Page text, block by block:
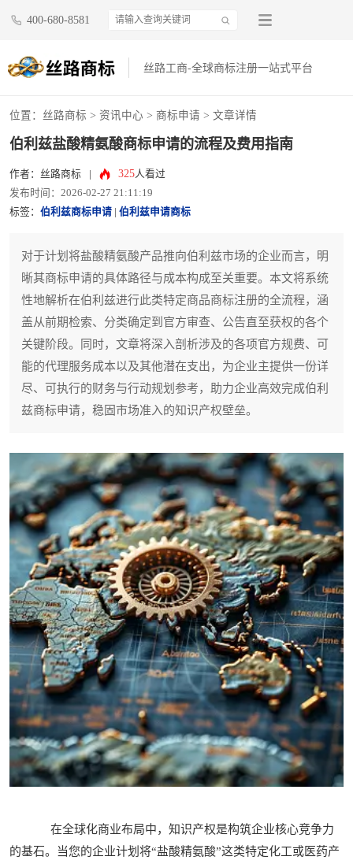
400-680-8581
丝路工商-全球商标注册一站式平台
位置： 丝路商标 > 资讯中心 > 商标申请 > 文章详情
伯利兹盐酸精氨酸商标申请的流程及费用指南
作者：丝路商标 325人看过
发布时间：2026-02-27 21:11:19
标签： 伯利兹商标申请 伯利兹申请商标
对于计划将盐酸精氨酸产品推向伯利兹市场的企业而言，明
晰其商标申请的具体路径与成本构成至关重要。本文将系统
性地解析在伯利兹进行此类特定商品商标注册的全流程，涵
盖从前期检索、分类确定到官方审查、公告直至获权的各个
关键阶段。同时，文章将深入剖析涉及的各项官方规费、可
能的代理服务成本以及其他潜在支出，为企业主提供一份详
尽、可执行的财务与行动规划参考，助力企业高效完成伯利
兹商标申请，稳固市场准入的知识产权壁垒。
在全球化商业布局中，知识产权是构筑企业核心竞争力
的基石。当您的企业计划将“盐酸精氨酸”这类特定化工或医药产